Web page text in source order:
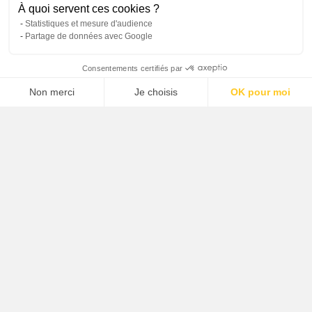
Recevez l'agenda professionnel
À quoi servent ces cookies ?
Statistiques et mesure d'audience
Partage de données avec Google
Consentements certifiés par
Non merci Je choisis OK pour moi